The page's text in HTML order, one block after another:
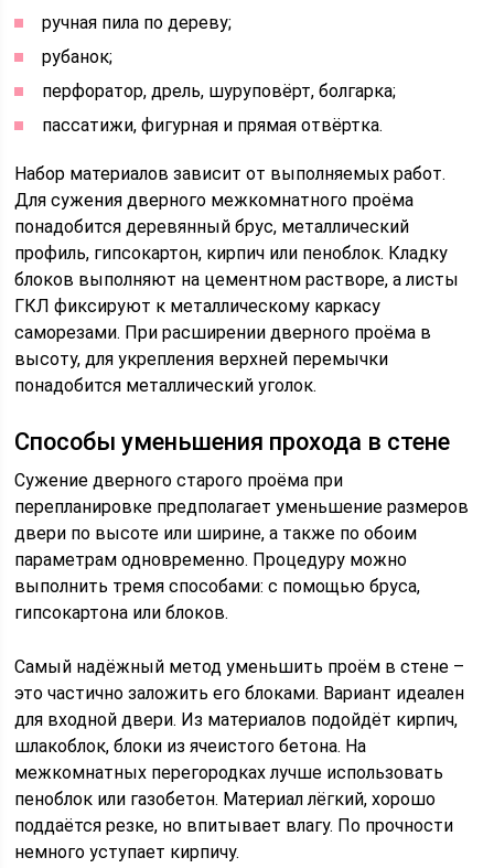
ручная пила по дереву;
рубанок;
перфоратор, дрель, шуруповёрт, болгарка;
пассатижи, фигурная и прямая отвёртка.
Набор материалов зависит от выполняемых работ.
Для сужения дверного межкомнатного проёма
понадобится деревянный брус, металлический
профиль, гипсокартон, кирпич или пеноблок. Кладку
блоков выполняют на цементном растворе, а листы
ГКЛ фиксируют к металлическому каркасу
саморезами. При расширении дверного проёма в
высоту, для укрепления верхней перемычки
понадобится металлический уголок.
Способы уменьшения прохода в стене
Сужение дверного старого проёма при
перепланировке предполагает уменьшение размеров
двери по высоте или ширине, а также по обоим
параметрам одновременно. Процедуру можно
выполнить тремя способами: с помощью бруса,
гипсокартона или блоков.
Самый надёжный метод уменьшить проём в стене –
это частично заложить его блоками. Вариант идеален
для входной двери. Из материалов подойдёт кирпич,
шлакоблок, блоки из ячеистого бетона. На
межкомнатных перегородках лучше использовать
пеноблок или газобетон. Материал лёгкий, хорошо
поддаётся резке, но впитывает влагу. По прочности
немного уступает кирпичу.